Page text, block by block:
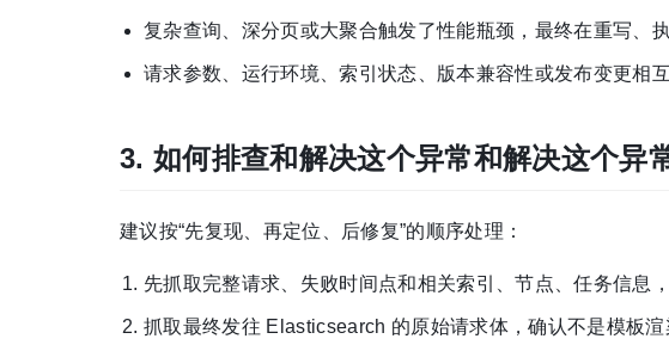
复杂查询、深分页或大聚合触发了性能瓶颈，最终在重写、
请求参数、运行环境、索引状态、版本兼容性或发布变更相
3. 如何排查和解决这个异常和解决这个异
建议按“先复现、再定位、后修复”的顺序处理：
先抓取完整请求、失败时间点和相关索引、节点、任务信息
抓取最终发往 Elasticsearch 的原始请求体，确认不是模板渲